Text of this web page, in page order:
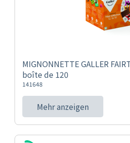
MIGNONNETTE GALLER
boîte de 120
141648
Mehr anzeigen